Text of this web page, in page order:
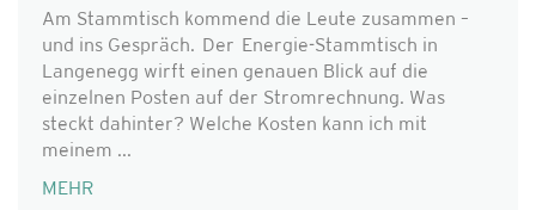
Am Stammtisch kommend die Leute zusammen –
und ins Gespräch. Der Energie-Stammtisch in
Langenegg wirft einen genauen Blick auf die
einzelnen Posten auf der Stromrechnung. Was
steckt dahinter? Welche Kosten kann ich mit
meinem ...
MEHR